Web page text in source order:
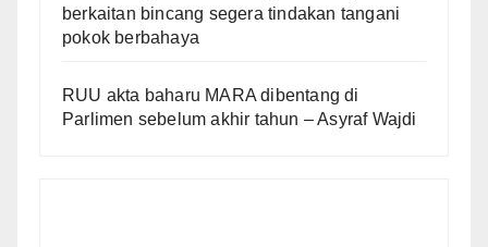
berkaitan bincang segera tindakan tangani
pokok berbahaya
RUU akta baharu MARA dibentang di
Parlimen sebelum akhir tahun – Asyraf Wajdi